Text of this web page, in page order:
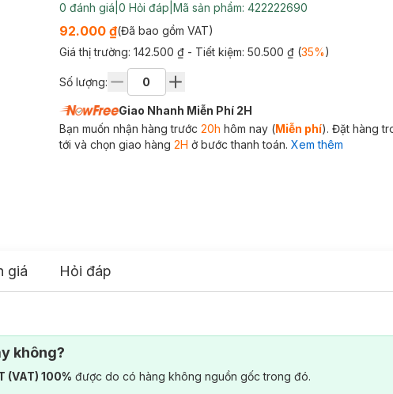
0 đánh giá 0 Hỏi đáp Mã sản phẩm: 422222690
92.000 ₫(Đã bao gồm VAT)
Giá thị trường: 142.500 ₫ - Tiết kiệm: 50.500 ₫(35%)
Số lượng:
Giao Nhanh Miễn Phí 2H
Bạn muốn nhận hàng trước 20h hôm nay (Miễn phí). Đặt hàng
tới và chọn giao hàng 2H ở bước thanh toán. Xem thêm
giá Hỏi đáp
không?
(VAT) 100% được do có hàng không nguồn gốc trong đó.